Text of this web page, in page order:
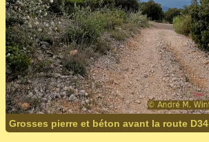
Grosses pierre et béton avant la route D34